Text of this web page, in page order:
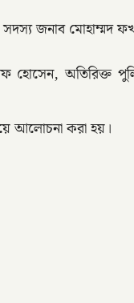
জনাব
অতিরিক্ত
আলোচনা করা হয়।